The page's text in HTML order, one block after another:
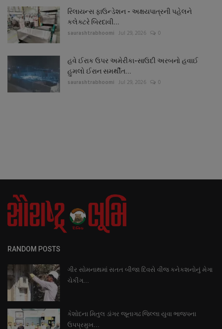
રિલાયન્સ ફાઉન્ડેશન - અક્ષયપાત્રની પહેલને
કલેક્ટરે બિરદાવી...
saurashtrabhoomi Jul 29, 2026 0
હવે ઈરાક ઉપર અમેરીકા-સાઉદી અરબનો હવાઈ
હુમલો ઈરાન સમર્થીત...
saurashtrabhoomi Jul 29, 2026 0
RANDOM POSTS
ગીર સોમનાથમાં સતત બીજા દિવસે વીજ કનેકશનોનું મેગા
ચેકીંગ...
કેશોદના મિતુલ ડાંગર જૂનાગઢ જિલ્લા યુવા ભાજપના
ઉપપ્રમુખ...